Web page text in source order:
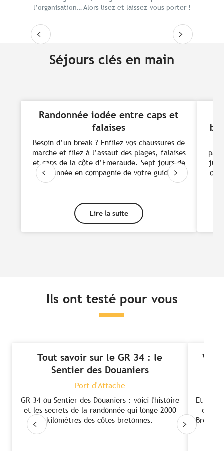
l’organisation… Alors lisez et laissez-vous porter !
Lire la suite
Séjours clés en main
Randonnée iodée entre caps et
falaises
Besoin d’un break ? Enfilez vos chaussures de
marche et filez à l’assaut des plages, falaises
et caps de la côte d’Emeraude. Sept jours de
randonnée en compagnie de votre guide...
Lire la suite
ou
Ils ont testé pour vous
Tout savoir sur le GR 34 : le
Sentier des Douaniers
Port d'Attache
GR 34 ou Sentier des Douaniers : voici l'histoire
et les secrets de la randonnée qui longe 2000
kilomètres des côtes bretonnes.
Et si